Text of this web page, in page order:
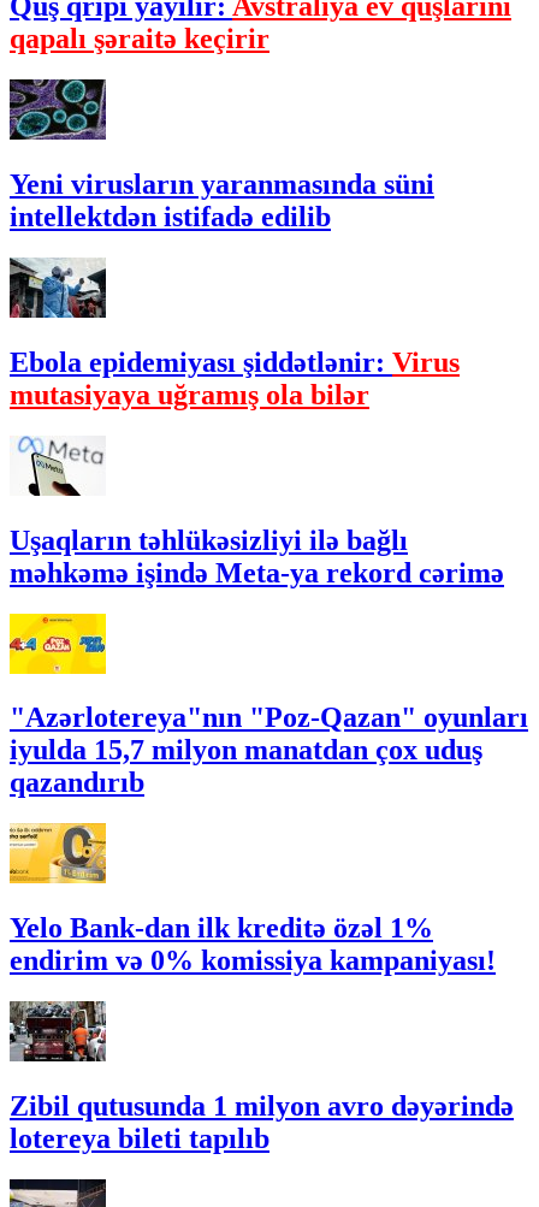
qapalı şəraitə keçirir
Yeni virusların yaranmasında süni
intellektdən istifadə edilib
Ebola epidemiyası şiddətlənir: Virus
mutasiyaya uğramış ola bilər
Uşaqların təhlükəsizliyi ilə bağlı
məhkəmə işində Meta-ya rekord cərimə
"Azərlotereya"nın "Poz-Qazan" oyunları
iyulda 15,7 milyon manatdan çox uduş
qazandırıb
Yelo Bank-dan ilk kreditə özəl 1%
endirim və 0% komissiya kampaniyası!
Zibil qutusunda 1 milyon avro dəyərində
lotereya bileti tapılıb